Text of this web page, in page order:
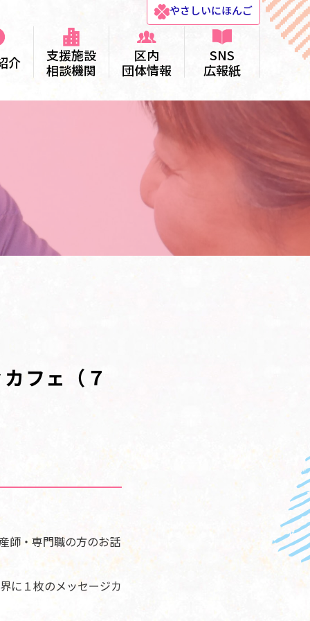
やさしいにほんご
介
支援施設
相談機関
区内
団体情報
SNS
広報紙
フェ（７
師・専門職の方のお話
に１枚のメッセージカ